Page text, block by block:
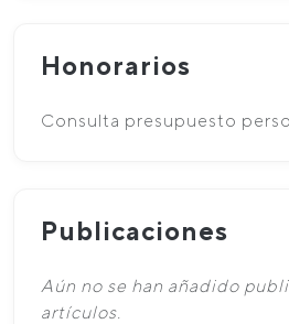
Honorarios
Consulta presupuesto
Publicaciones
Aún no se han añadido
artículos.